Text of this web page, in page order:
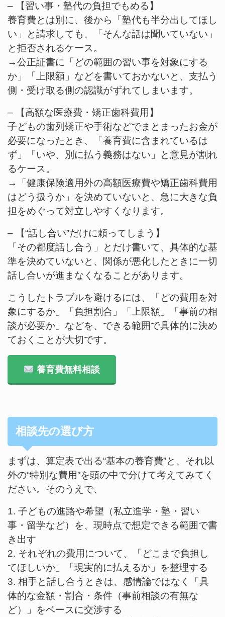
– 【習い事・塾代の負担でもめる】
養育費とは別に、後から「塾代も半分出してほし
い」と請求しても、「そんな話は聞いていない」
と拒否されるケース。
→公正証書に「どの範囲の習い事を対象にする
か」「上限額」などを書いておかないと、支払う
側・受け取る側の認識がずれてしまいます。
– 【高額な医療費・矯正歯科費用】
子どもの歯列矯正や手術などでまとまったお金が
必要になったとき、「養育費に含まれているは
ず」「いや、別に払う義務はない」と意見が割れ
るケース。
→「健康保険適用外の高額医療費や矯正歯科費用
はどう扱うか」を決めていないと、急に大きな負
担をめぐって対立しやすくなります。
– 【“話し合い”だけに頼ってしまう】
「その都度話し合う」とだけ書いて、具体的な基
準を決めていないと、関係が悪化したときに一切
話し合いが進まなくなることがあります。
こうしたトラブルを避けるには、「どの費用を対
象にするか」「負担割合」「上限額」「事前の相
談が必要か」などを、できる範囲で具体的に決め
ておくことが大切です。
養育費無料相談
相談先の選び方
まずは、算定表で出る“基本の養育費”と、それ以
外の“特別な費用”を頭の中で分けて考えてみてく
ださい。そのうえで、
1. 子どもの進路や希望（私立進学・塾・習い
事・留学など）を、現時点で想定できる範囲で書
き出す
2. それぞれの費用について、「どこまで負担し
てほしいか」「現実的に払えるか」を整理する
3. 相手と話し合うときは、感情論ではなく「具
体的な金額・割合・条件（事前相談の有無な
ど）」をベースに交渉する